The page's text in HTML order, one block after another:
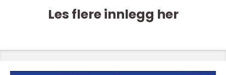
Les flere innlegg her